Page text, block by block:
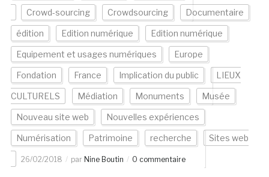
Crowd-sourcing Crowdsourcing Documentaire
édition Edition numérique Edition numérique
Equipement et usages numériques Europe
Fondation France Implication du public LIEUX
CULTURELS Médiation Monuments Musée
Nouveau site web Nouvelles expériences
Numérisation Patrimoine recherche Sites web
26/02/2018 par Nine Boutin 0 commentaire